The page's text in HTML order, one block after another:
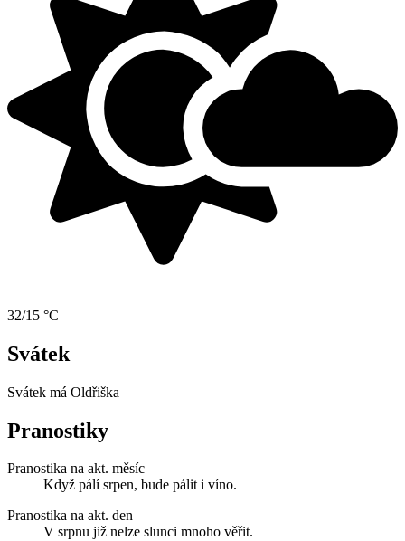
32/15 °C
Svátek
Svátek má Oldřiška
Pranostiky
Pranostika na akt. měsíc
Když pálí srpen, bude pálit i víno.
Pranostika na akt. den
V srpnu již nelze slunci mnoho věřit.